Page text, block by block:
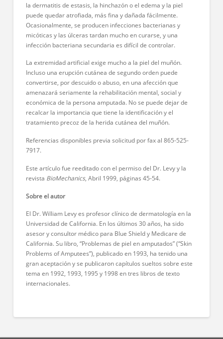
la dermatitis de estasis, la hinchazón o el edema y la piel
puede quedar atrofiada, más fina y dañada fácilmente.
Ocasionalmente, se producen infecciones bacterianas y
micóticas y las úlceras tardan mucho en curarse, y una
infección bacteriana secundaria es difícil de controlar.
La extremidad artificial exige mucho a la piel del muñón.
Incluso una erupción cutánea de segundo orden puede
convertirse, por descuido o abuso, en una afección que
amenazará seriamente la rehabilitación mental, social y
económica de la persona amputada. No se puede dejar de
recalcar la importancia que tiene la identificación y el
tratamiento precoz de la herida cutánea del muñón.
Referencias disponibles previa solicitud por fax al 865-525-
7917.
Este artículo fue reeditado con el permiso del Dr. Levy y la
revista BioMechanics, Abril 1999, páginas 45-54.
Sobre el autor
El Dr. William Levy es profesor clínico de dermatología en la
Universidad de California. En los últimos 30 años, ha sido
asesor y consultor médico para Blue Shield y Medicare de
California. Su libro, “Problemas de piel en amputados” (“Skin
Problems of Amputees”), publicado en 1993, ha tenido una
gran aceptación y se publicaron capítulos sueltos sobre este
tema en 1992, 1993, 1995 y 1998 en tres libros de texto
internacionales.